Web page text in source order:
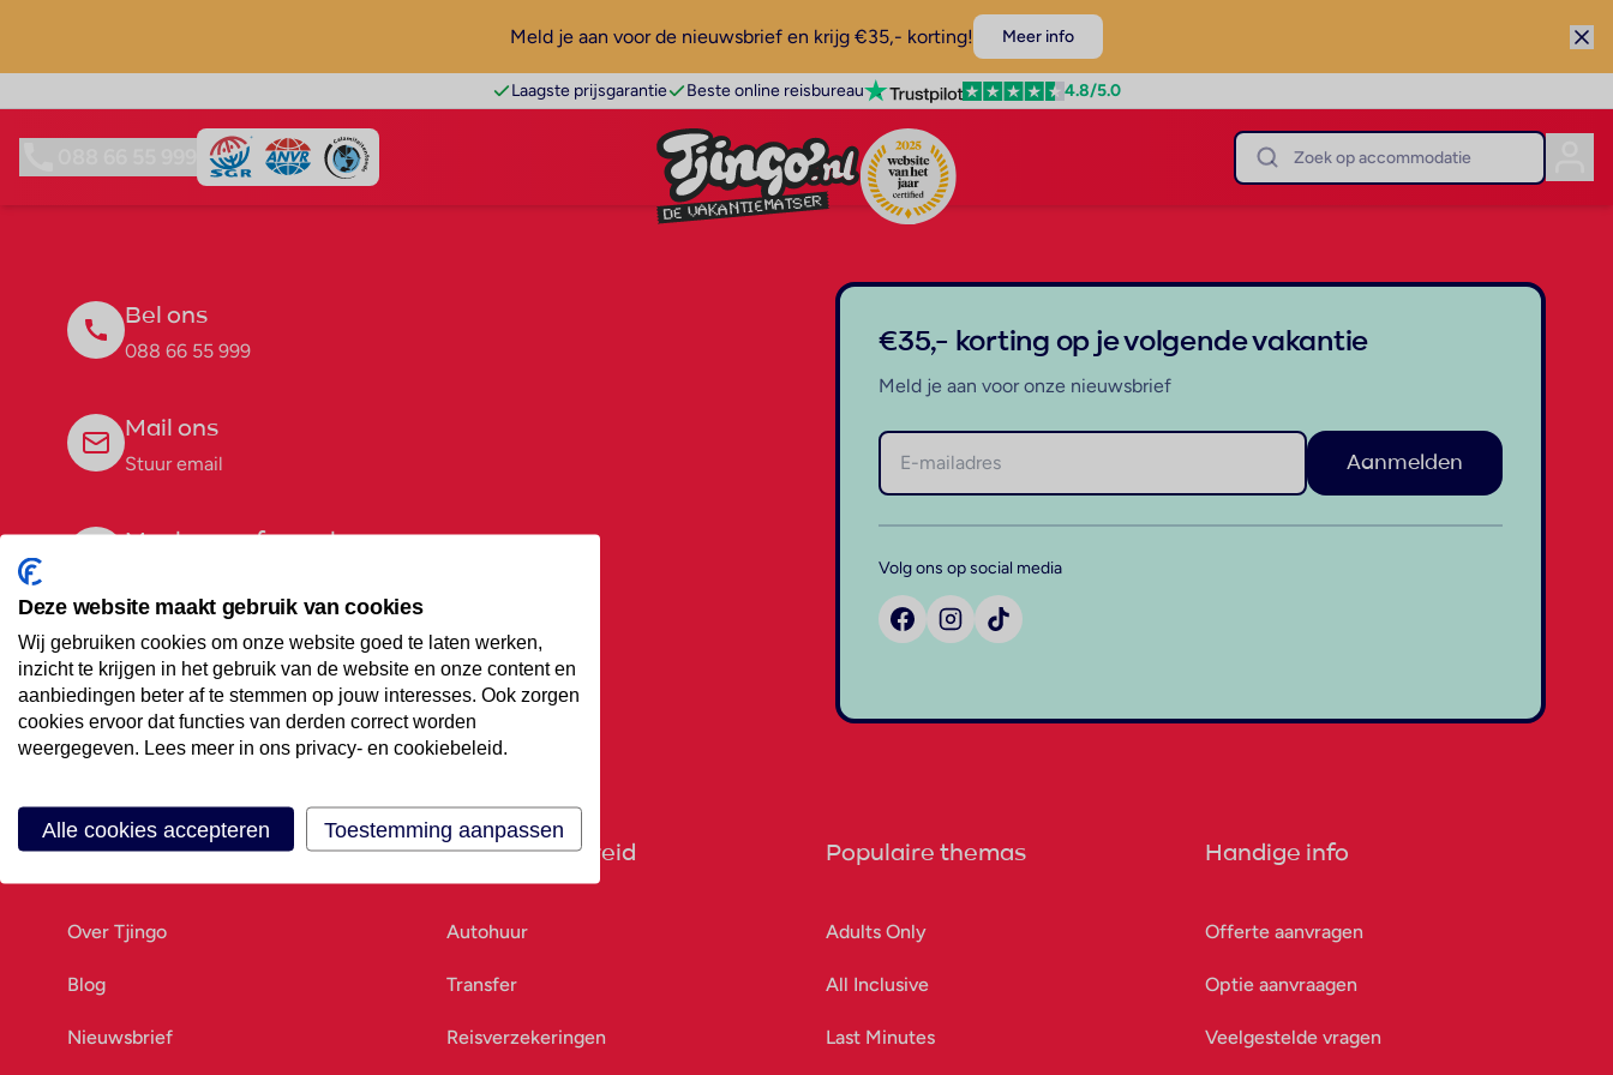
Meld je aan voor de nieuwsbrief en krijg €35,- korting! Meer info
Laagste prijsgarantie Beste online reisbureau 4.8/5.0
Bel ons
088 66 55 999
Mail ons
Stuur email
Maak een afspraak
Offerte aanvragen
Vraag offerte aan
€35,- korting op je volgende vakantie
Meld je aan voor onze nieuwsbrief
Aanmelden
Volg ons op social media
Ons bedrijf
Over Tjingo
Blog
Nieuwsbrief
Goed voorbereid
Autohuur
Transfer
Reisverzekeringen
Populaire themas
Adults Only
All Inclusive
Last Minutes
Handige info
Offerte aanvragen
Optie aanvraagen
Veelgestelde vragen
Deze website maakt gebruik van cookies
Wij gebruiken cookies om onze website goed te laten werken,
inzicht te krijgen in het gebruik van de website en onze content en
aanbiedingen beter af te stemmen op jouw interesses. Ook zorgen
cookies ervoor dat functies van derden correct worden
weergegeven. Lees meer in ons privacy- en cookiebeleid.
Alle cookies accepteren Toestemming aanpassen